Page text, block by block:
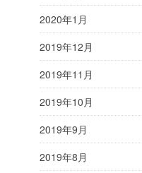
2020年1月
2019年12月
2019年11月
2019年10月
2019年9月
2019年8月